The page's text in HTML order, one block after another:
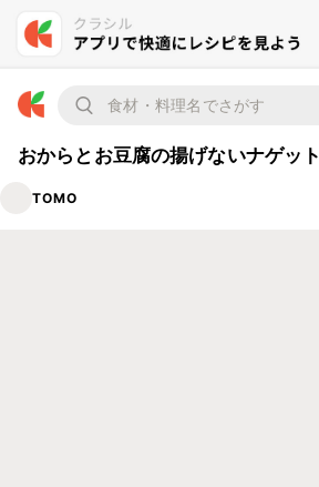
おからとお豆腐の揚げないナゲット
TOMO